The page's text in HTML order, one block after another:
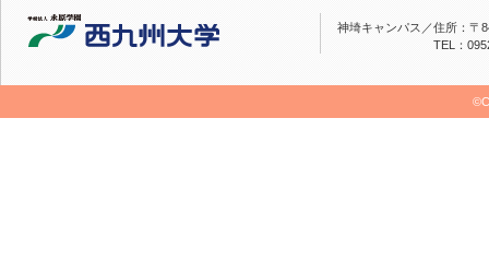
神埼キャンパス／住所：〒
TEL：